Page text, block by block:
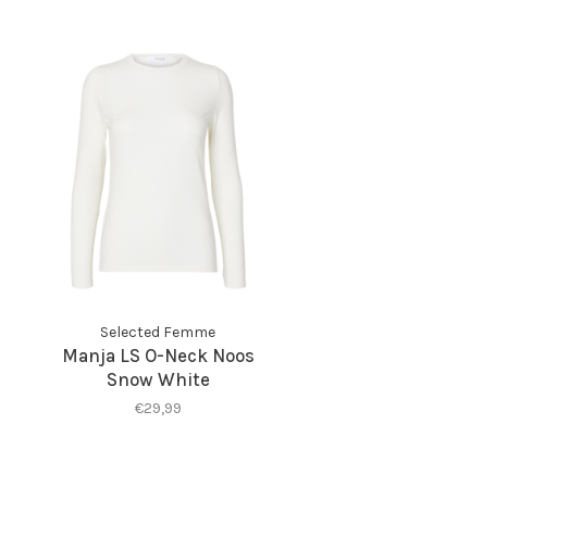
Selected Femme
Manja LS O-Neck Noos
Snow White
€29,99